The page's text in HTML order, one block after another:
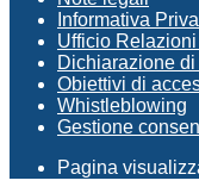
Informativa
Ufficio
Dichiarazione
Obiettivi di
Whistleblowing
Gestione
Pagina